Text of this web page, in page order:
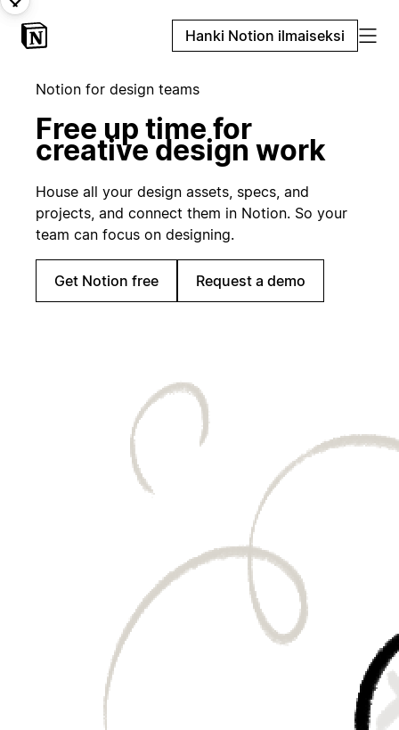
Hanki Notion ilmaiseksi
Notion for design teams
Free up time for
creative design work
House all your design assets, specs, and
projects, and connect them in Notion. So your
team can focus on designing.
Get Notion free Request a demo